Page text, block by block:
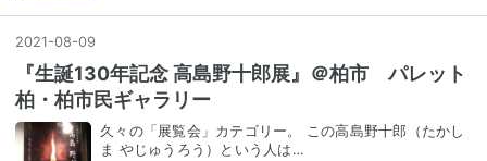
2021 -08-09
『生誕130年記念 高島野十郎展』＠柏市 パレット
柏・柏市民ギャラリー
久々の「展覧会」カテゴリー。 この高島野十郎（たかし
ま やじゅうろう）という人は…